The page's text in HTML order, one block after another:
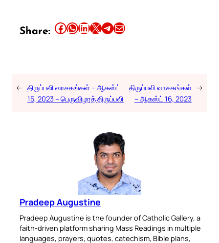
Share: Share this article on Facebook Share this article on WhatsApp Share this article on LinkedIn Share this article on X Share this article on TelegramEmail this Article
← திருப்பலி வாசகங்கள் – ஆகஸ்ட்
15, 2023 – பெருவிழாத் திருப்பலி
திருப்பலி வாசகங்கள்
– ஆகஸ்ட் 16, 2023
→
Pradeep Augustine
Pradeep Augustine is the founder of Catholic Gallery, a
faith-driven platform sharing Mass Readings in multiple
languages, prayers, quotes, catechism, Bible plans,